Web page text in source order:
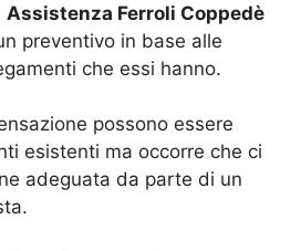
Assistenza Ferroli Coppedè
preventivo in base alle
che essi hanno.
possono essere
esistenti ma occorre che ci
adeguata da parte di un